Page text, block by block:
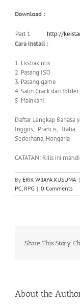
Download :
Part 1
http://
Cara Install :
1. Ekstrak rilis
2. Pasang ISO
3. Pasang game
4. Salin Crack dari folder
5. Mainkan!
Daftar Lengkap Bahasa
Inggris, Prancis, Italia,
Sederhana, Hongaria
CATATAN: Rilis ini
By ERIK WIJAYA KUSUMA |
PC, RPG | 0 Comments
Share This Story,
About the